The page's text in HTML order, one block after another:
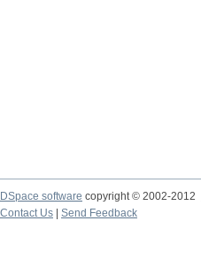
DSpace software copyright © 2002-2012
Contact Us
Send Feedback